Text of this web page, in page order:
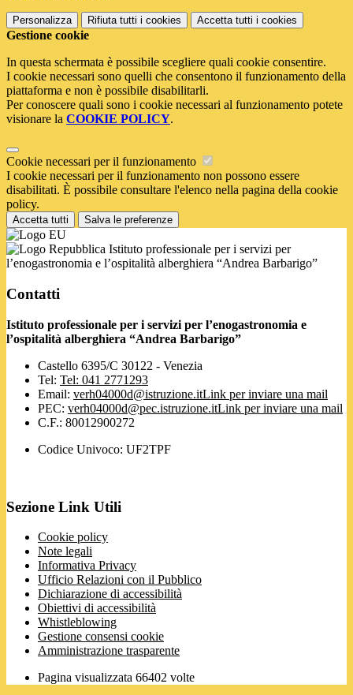
Personalizza Rifiuta tutti i cookies Accetta tutti i cookies
Gestione cookie
In questa schermata è possibile scegliere quali cookie consentire.
I cookie necessari sono quelli che consentono il funzionamento della
piattaforma e non è possibile disabilitarli.
Per conoscere quali sono i cookie necessari al funzionamento potete
visionare la COOKIE POLICY.
Cookie necessari per il funzionamento
I cookie necessari per il funzionamento non possono essere
disabilitati. È possibile consultare l'elenco nella pagina della cookie
policy.
Accetta tutti Salva le preferenze
Istituto professionale per i servizi per
l’enogastronomia e l’ospitalità alberghiera “Andrea Barbarigo”
Contatti
Istituto professionale per i servizi per l’enogastronomia e
l’ospitalità alberghiera “Andrea Barbarigo”
Castello 6395/C 30122 - Venezia
Tel: Tel: 041 2771293
Email: verh04000d@istruzione.itLink per inviare una mail
PEC: verh04000d@pec.istruzione.itLink per inviare una mail
C.F.: 80012900272
Codice Univoco: UF2TPF
Sezione Link Utili
Cookie policy
Note legali
Informativa Privacy
Ufficio Relazioni con il Pubblico
Dichiarazione di accessibilità
Obiettivi di accessibilità
Whistleblowing
Gestione consensi cookie
Amministrazione trasparente
Pagina visualizzata 66402 volte